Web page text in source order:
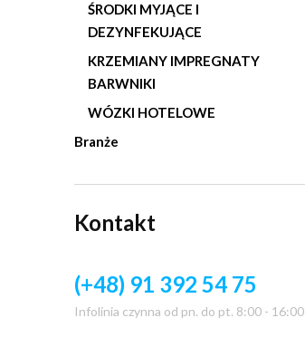
ŚRODKI MYJĄCE I
DEZYNFEKUJĄCE
KRZEMIANY IMPREGNATY
BARWNIKI
WÓZKI HOTELOWE
Branże
Kontakt
(+48) 91 392 54 75
Infolinia czynna od pn. do pt. 8:00 - 16:00